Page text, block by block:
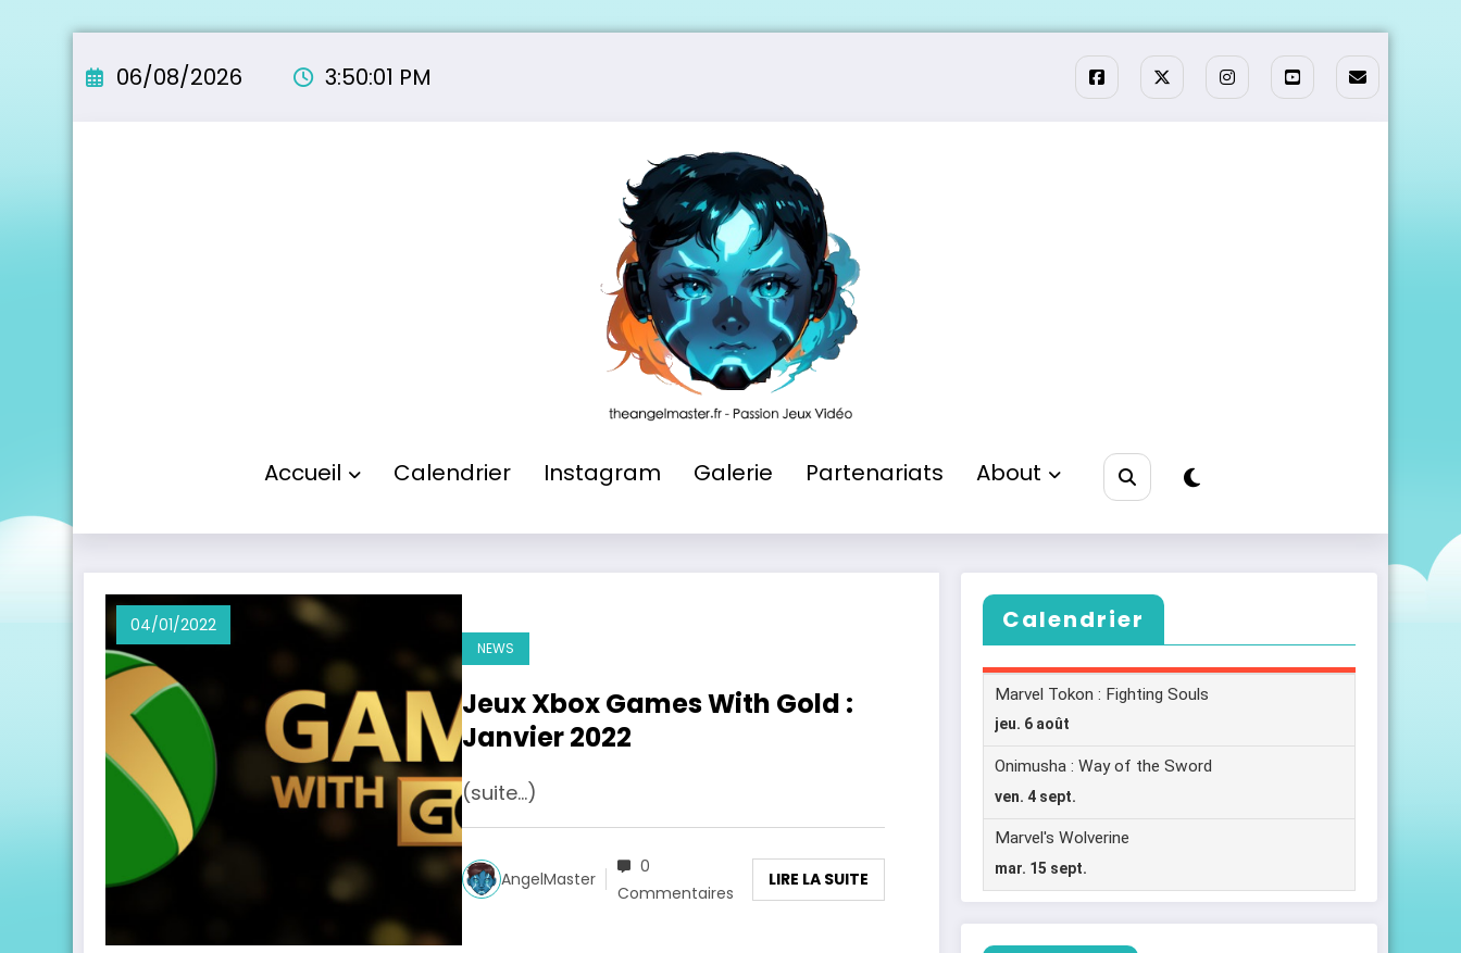
au
06/08/2026 3:50:02 PM
Accueil Calendrier Instagram Galerie Partenariats About
04/01/2022
NEWS
Jeux Xbox Games With Gold :
Janvier 2022
(suite…)
AngelMaster
0
Commentaires
LIRE LA SUITE
Calendrier